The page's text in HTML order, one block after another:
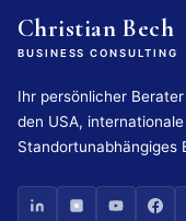
Christian Bech
BUSINESS CONSULTING
Ihr persönlicher
den USA,
Standortunabhängiges